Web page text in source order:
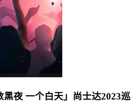
黑夜 一个白天」尚士达2023巡